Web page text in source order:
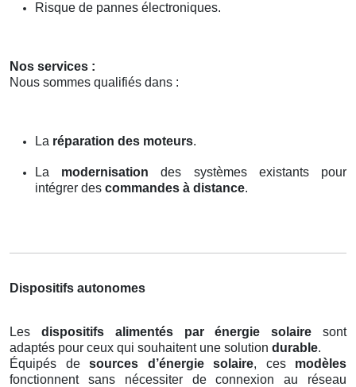
Risque de pannes électroniques.
Nos services :
Nous sommes qualifiés dans :
La réparation des moteurs.
La modernisation des systèmes existants pour
intégrer des commandes à distance.
Dispositifs autonomes
Les dispositifs alimentés par énergie solaire sont
adaptés pour ceux qui souhaitent une solution durable.
Équipés de sources d’énergie solaire, ces modèles
fonctionnent sans nécessiter de connexion au réseau